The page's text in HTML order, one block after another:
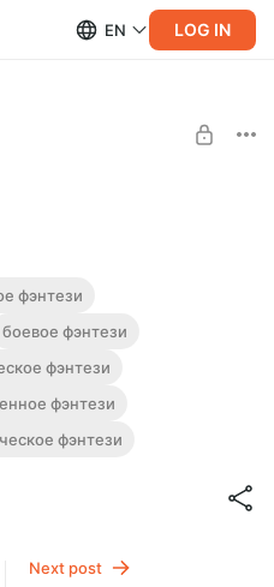
EN LOG IN
"Сердцевина"
22 минут.
аудиокниги полностью, без
фэнтези
боевое фэнтези
фэнтези
фэнтези
фэнтези
Next post